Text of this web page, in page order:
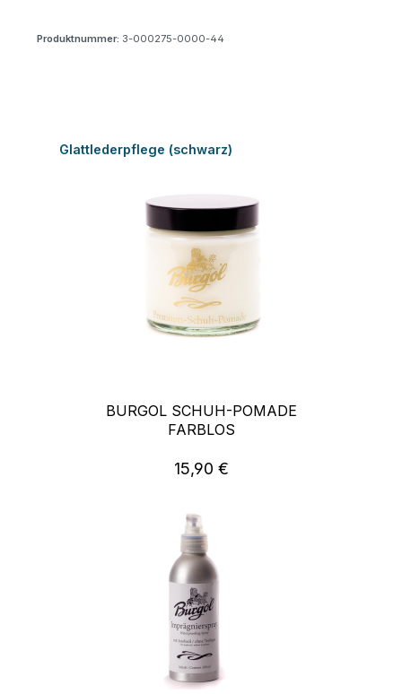
Produktnummer: 3-000275-0000-44
Produktgalerie überspringen
Glattlederpflege (schwarz)
BURGOL SCHUH-POMADE
FARBLOS
Regulärer Preis:
15,90 €